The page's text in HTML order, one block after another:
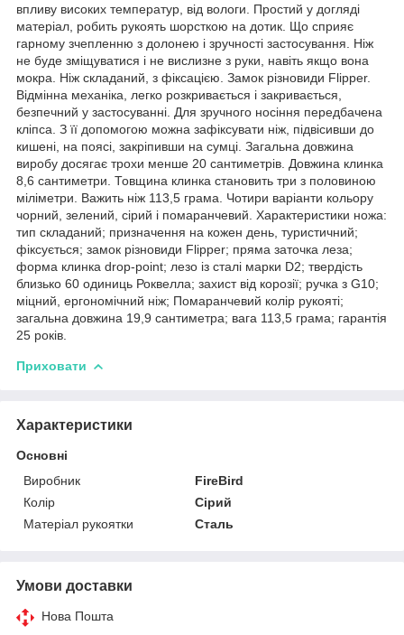
впливу високих температур, від вологи. Простий у догляді
матеріал, робить рукоять шорсткою на дотик. Що сприяє
гарному зчепленню з долонею і зручності застосування. Ніж
не буде зміщуватися і не вислизне з руки, навіть якщо вона
мокра. Ніж складаний, з фіксацією. Замок різновиди Flipper.
Відмінна механіка, легко розкривається і закривається,
безпечний у застосуванні. Для зручного носіння передбачена
кліпса. З її допомогою можна зафіксувати ніж, підвісивши до
кишені, на поясі, закріпивши на сумці. Загальна довжина
виробу досягає трохи менше 20 сантиметрів. Довжина клинка
8,6 сантиметри. Товщина клинка становить три з половиною
міліметри. Важить ніж 113,5 грама. Чотири варіанти кольору
чорний, зелений, сірий і помаранчевий. Характеристики ножа:
тип складаний; призначення на кожен день, туристичний;
фіксується; замок різновиди Flipper; пряма заточка леза;
форма клинка drop-point; лезо із сталі марки D2; твердість
близько 60 одиниць Роквелла; захист від корозії; ручка з G10;
міцний, ергономічний ніж; Помаранчевий колір рукояті;
загальна довжина 19,9 сантиметра; вага 113,5 грама; гарантія
25 років.
Приховати
Характеристики
Основні
Виробник
FireBird
Колір
Сірий
Матеріал рукоятки
Сталь
Умови доставки
Нова Пошта